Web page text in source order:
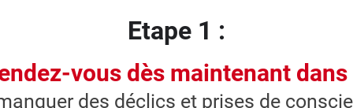
Etape 1 :
vous dès maintenant
des déclics et prises de